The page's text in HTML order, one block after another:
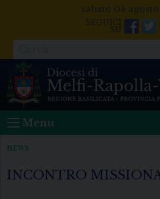
sabato 08
Menu
NEWS
INCONTRO